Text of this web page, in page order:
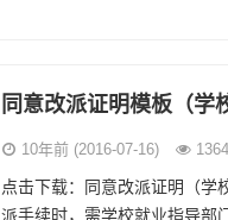
同意改派证明模板（学
10年前 (2016-07-16)
点击下载：同意改派证明（学
派手续时，需学校就业指导部